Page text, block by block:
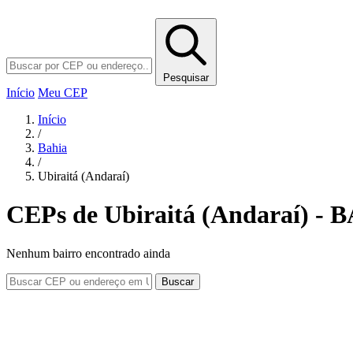
Pesquisar
Início Meu CEP
Início
/
Bahia
/
Ubiraitá (Andaraí)
CEPs de Ubiraitá (Andaraí) -
Nenhum bairro encontrado ainda
Buscar